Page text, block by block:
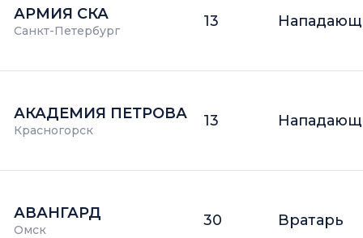
АРМИЯ СКА
Санкт-Петербург
13
АКАДЕМИЯ ПЕТРОВА
Красногорск
13
АВАНГАРД
Омск
30 Вратарь